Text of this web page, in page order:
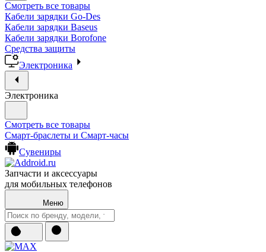
Смотреть все товары
Кабели зарядки Go-Des
Кабели зарядки Baseus
Кабели зарядки Borofone
Средства защиты
Электроника
Электроника
Смотреть все товары
Смарт-браслеты и Смарт-часы
Сувениры
Запчасти и аксессуары
для мобильных телефонов
Меню